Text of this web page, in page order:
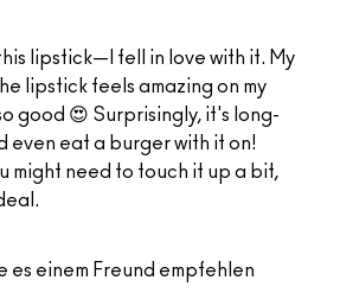
lipstick—I fell in love with it. My
lipstick feels amazing on my
good 😍 Surprisingly, it's long-
even eat a burger with it on!
might need to touch it up a bit,
es einem Freund empfehlen